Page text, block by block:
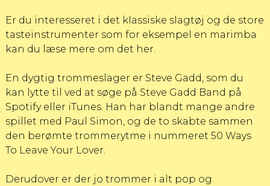
Er du interesseret i det klassiske slagtøj og de store
tasteinstrumenter som for eksempel en marimba
kan du læse mere om det her.
En dygtig trommeslager er Steve Gadd, som du
kan lytte til ved at søge på Steve Gadd Band på
Spotify eller iTunes. Han har blandt mange andre
spillet med Paul Simon, og de to skabte sammen
den berømte trommerytme i nummeret 50 Ways
To Leave Your Lover.
Derudover er der jo trommer i alt pop og